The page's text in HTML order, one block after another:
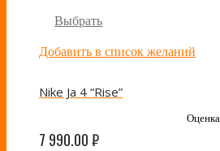
Выбрать
Добавить в список желаний
Nike Ja 4 “Rise”
Оценка
7 990.00₽